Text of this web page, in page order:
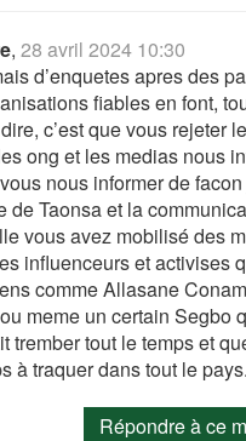
,28 avril 2024 10:30
d’enquetes apres des
fiables en font,
c’est que vous rejeter
ong et les medias nous
nous informer de
de Taonsa et la
vous avez mobilisé des
influenceurs et activises
comme Allasane
meme un certain Segbo
trember tout le temps et
à traquer dans tout le pays.
Répondre à ce